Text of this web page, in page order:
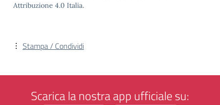
Attribuzione 4.0 Italia.
Stampa / Condividi
Scarica la nostra app ufficiale su: